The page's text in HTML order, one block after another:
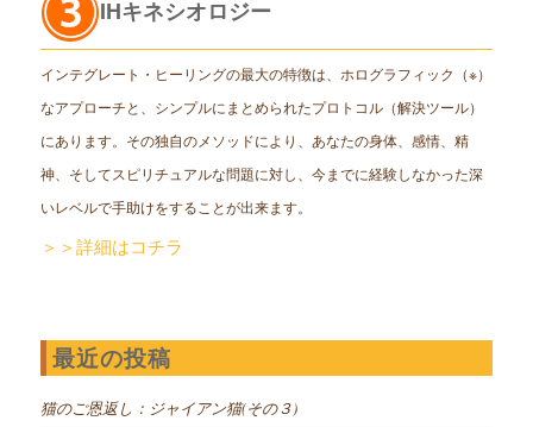
IHキネシオロジー
インテグレート・ヒーリングの最大の特徴は、ホログラフィック（※）
なアプローチと、シンプルにまとめられたプロトコル（解決ツール）
にあります。その独自のメソッドにより、あなたの身体、感情、精
神、そしてスピリチュアルな問題に対し、今までに経験しなかった深
いレベルで手助けをすることが出来ます。
＞＞詳細はコチラ
最近の投稿
猫のご恩返し：ジャイアン猫(その３)